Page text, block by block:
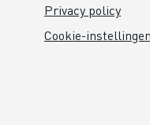
Privacy policy
Cookie-